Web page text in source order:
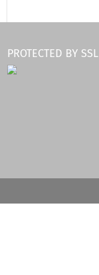
PROTECTED BY SSL